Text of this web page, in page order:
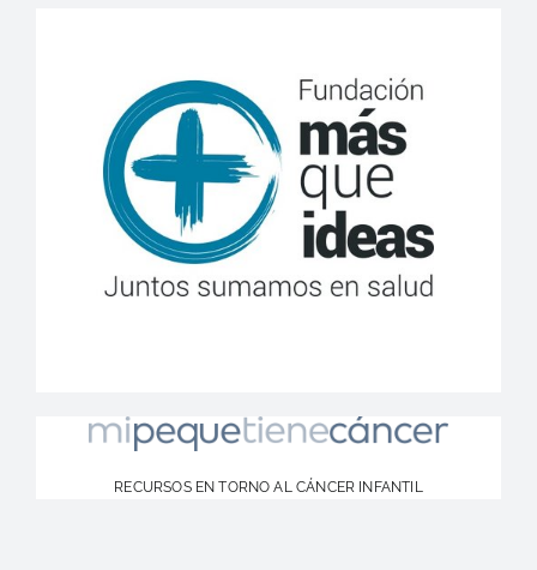
RECURSOS EN TORNO AL CÁNCER INFANTIL